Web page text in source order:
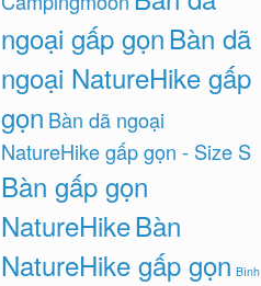
ngoại gấp gọnBàn dã
ngoại NatureHike gấp
gọn Bàn dã ngoại
NatureHike gấp gọn - Size S
Bàn gấp gọn
NatureHikeBàn
NatureHike gấp gọn Bình